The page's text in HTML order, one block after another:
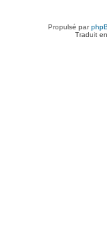
Propulsé par
Traduit